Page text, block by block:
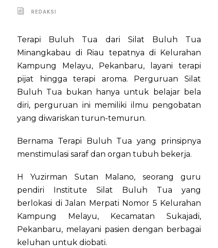
REDAKSI
Terapi Buluh Tua dari Silat Buluh Tua
Minangkabau di Riau tepatnya di Kelurahan
Kampung Melayu, Pekanbaru, layani terapi
pijat hingga terapi aroma. Perguruan Silat
Buluh Tua bukan hanya untuk belajar bela
diri, perguruan ini memiliki ilmu pengobatan
yang diwariskan turun-temurun.
Bernama Terapi Buluh Tua yang prinsipnya
menstimulasi saraf dan organ tubuh bekerja.
H Yuzirman Sutan Malano, seorang guru
pendiri Institute Silat Buluh Tua yang
berlokasi di Jalan Merpati Nomor 5 Kelurahan
Kampung Melayu, Kecamatan Sukajadi,
Pekanbaru, melayani pasien dengan berbagai
keluhan untuk diobati.